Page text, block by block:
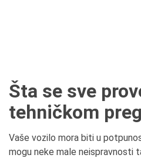
Šta se sve
tehničkom
Vaše vozilo mora biti u
mogu neke male neispravnosti